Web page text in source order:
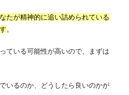
たが精神的に追い詰められている
。
ている可能性が高いので、まずは
いるのか、どうしたら良いのかが